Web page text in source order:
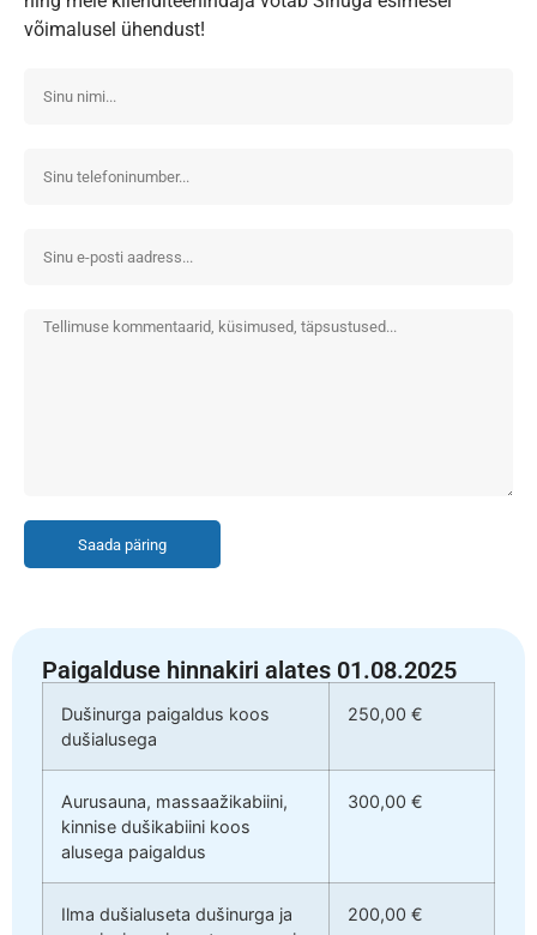
võimalusel ühendust!
Saada päring
Paigalduse hinnakiri alates 01.08.2025
Dušinurga paigaldus koos
dušialusega
250,00 €
Aurusauna, massaažikabiini,
kinnise dušikabiini koos
alusega paigaldus
300,00 €
Ilma dušialuseta dušinurga ja
200,00 €